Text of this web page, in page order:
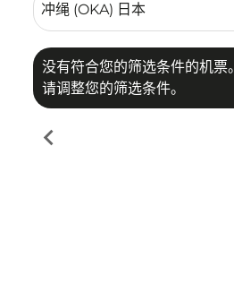
没有符合您的筛选条件的机票。
请调整您的筛选条件。
chevron_left